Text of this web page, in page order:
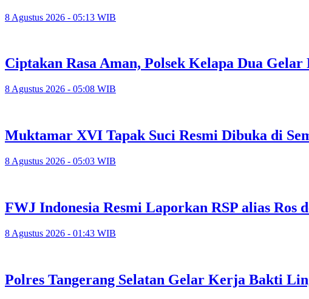
8 Agustus 2026 - 05:13 WIB
Ciptakan Rasa Aman, Polsek Kelapa Dua
8 Agustus 2026 - 05:08 WIB
Muktamar XVI Tapak Suci Resmi Dibuka di
8 Agustus 2026 - 05:03 WIB
FWJ Indonesia Resmi Laporkan RSP alias Ros
8 Agustus 2026 - 01:43 WIB
Polres Tangerang Selatan Gelar Kerja Bakti